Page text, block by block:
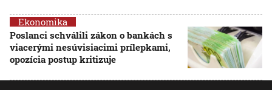
Ekonomika
Poslanci schválili zákon o bankách s
viacerými nesúvisiacimi prílepkami,
opozícia postup kritizuje